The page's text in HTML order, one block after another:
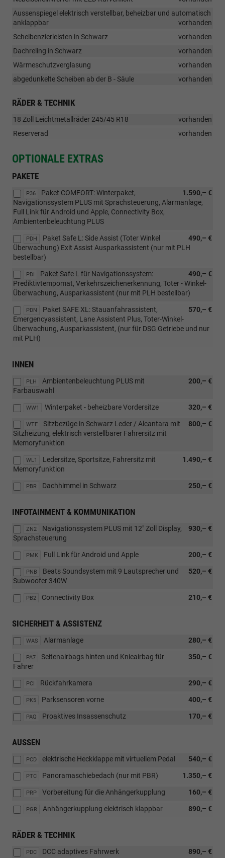
Aussenspiegel elektrisch verstellbar, beheizbar und automatisch
anklappbar
vorhanden
Scheibenzierleisten in Schwarz
vorhanden
Dachreling in Schwarz
vorhanden
Wärmeschutzverglasung
vorhanden
abgedunkelte Scheiben ab der B - Säule
vorhanden
RÄDER & TECHNIK
18 Zoll Leichtmetallräder 245/45 R18
vorhanden
Reserverad
vorhanden
OPTIONALE EXTRAS
PAKETE
P36 1.590,– €
Paket COMFORT: Winterpaket,
Navigationssystem PLUS mit Sprachsteuerung, Alarmanlage,
Full Link für Android und Apple, Connectivity Box,
Ambientenbeleuchtung PLUS
PDH 490,– €
Paket Safe L: Side Assist (Toter Winkel
Überwachung) Exit Assist Ausparkassistent (nur mit PLH
bestellbar)
PDI 490,– €
Paket Safe L für Navigationssystem:
Prediktivtempomat, Verkehrszeichenerkennung, Toter - Winkel-
Überwachung, Ausparkassistent (nur mit PLH bestellbar)
PDN 570,– €
Paket SAFE XL: Stauanfahrassistent,
Emergencyassistent, Lane Assistent Plus, Toter-Winkel-
Überwachung, Ausparkassistent, (nur für DSG Getriebe und nur
mit PLH)
INNEN
PLH 200,– €
Ambientenbeleuchtung PLUS mit
Farbauswahl
WW1 320,– €
Winterpaket - beheizbare Vordersitze
WTE 800,– €
Sitzbezüge in Schwarz Leder / Alcantara mit
Sitzheizung, elektrisch verstellbarer Fahrersitz mit
Memoryfunktion
WL1 1.490,– €
Ledersitze, Sportsitze, Fahrersitz mit
Memoryfunktion
PBR 250,– €
Dachhimmel in Schwarz
INFOTAINMENT & KOMMUNIKATION
ZN2 930,– €
Navigationssystem PLUS mit 12" Zoll Display,
Sprachsteuerung
PMK 200,– €
Full Link für Android und Apple
PNB 520,– €
Beats Soundsystem mit 9 Lautsprecher und
Subwoofer 340W
PB2 210,– €
Connectivity Box
SICHERHEIT & ASSISTENZ
WAS 280,– €
Alarmanlage
PA7 350,– €
Seitenairbags hinten und Knieairbag für
Fahrer
PCI 290,– €
Rückfahrkamera
PK5 400,– €
Parksensoren vorne
PAQ 170,– €
Proaktives Insassenschutz
AUSSEN
PCD 540,– €
elektrische Heckklappe mit virtuellem Pedal
PTC 1.350,– €
Panoramaschiebedach (nur mit PBR)
PRP 160,– €
Vorbereitung für die Anhängerkupplung
PGR 890,– €
Anhängerkupplung elektrisch klappbar
RÄDER & TECHNIK
PDC 890,– €
DCC adaptives Fahrwerk